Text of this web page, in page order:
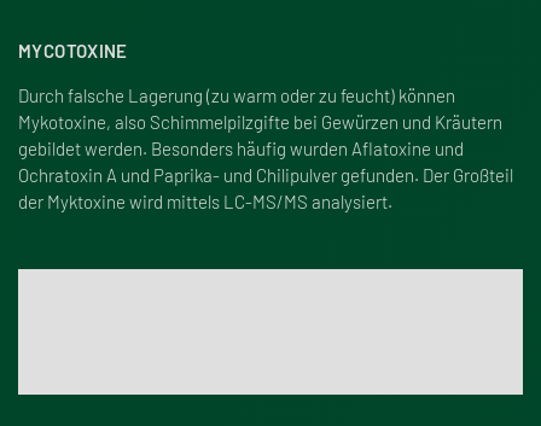
MYCOTOXINE
Durch falsche Lagerung (zu warm oder zu feucht) können
Mykotoxine, also Schimmelpilzgifte bei Gewürzen und Kräutern
gebildet werden. Besonders häufig wurden Aflatoxine und
Ochratoxin A und Paprika- und Chilipulver gefunden. Der Großteil
der Myktoxine wird mittels LC-MS/MS analysiert.